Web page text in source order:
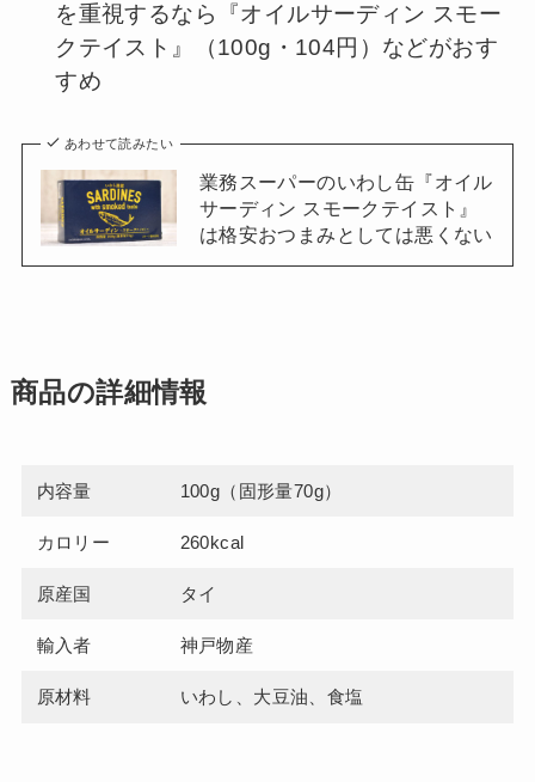
を重視するなら『オイルサーディン スモー
クテイスト』（100g・104円）などがおす
すめ
あわせて読みたい
業務スーパーのいわし缶『オイル
サーディン スモークテイスト』
は格安おつまみとしては悪くない
商品の詳細情報
内容量 100g（固形量70g）
カロリー 260kcal
原産国 タイ
輸入者 神戸物産
原材料 いわし、大豆油、食塩